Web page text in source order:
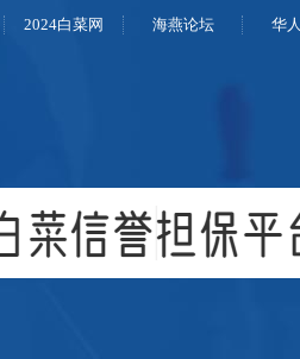
2024白菜网 海燕论坛 华